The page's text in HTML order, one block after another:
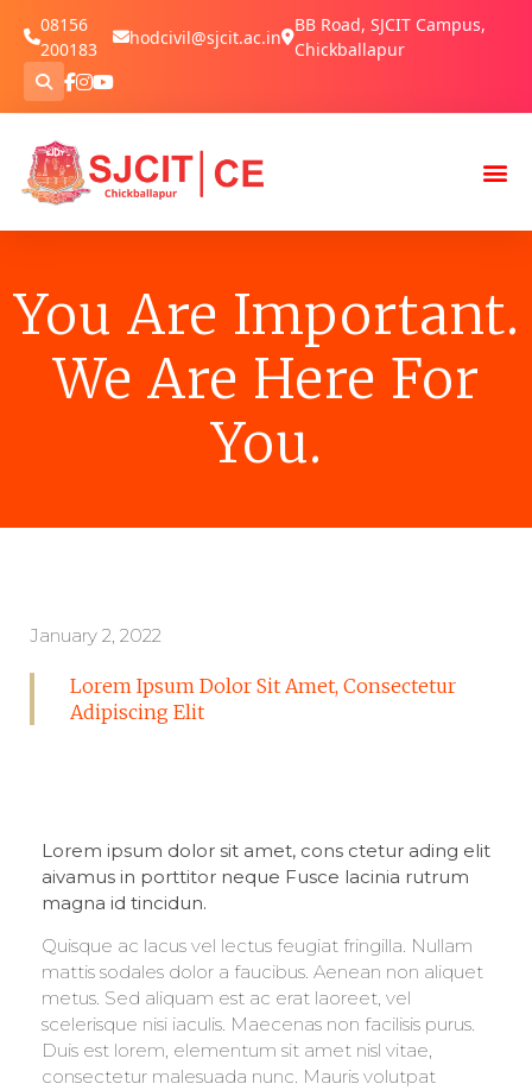
08156
200183
hodcivil@sjcit.ac.in
BB Road, SJCIT Campus,
Chickballapur
You Are Important.
We Are Here For
You.
January 2, 2022
Lorem Ipsum Dolor Sit Amet, Consectetur
Adipiscing Elit
Lorem ipsum dolor sit amet, cons ctetur ading elit
aivamus in porttitor neque Fusce lacinia rutrum
magna id tincidun.
Quisque ac lacus vel lectus feugiat fringilla. Nullam
mattis sodales dolor a faucibus. Aenean non aliquet
metus. Sed aliquam est ac erat laoreet, vel
scelerisque nisi iaculis. Maecenas non facilisis purus.
Duis est lorem, elementum sit amet nisl vitae,
consectetur malesuada nunc. Mauris volutpat